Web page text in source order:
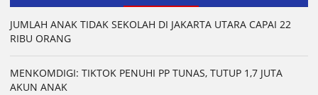
JUMLAH ANAK TIDAK SEKOLAH DI JAKARTA UTARA CAPAI 22
RIBU ORANG
MENKOMDIGI: TIKTOK PENUHI PP TUNAS, TUTUP 1,7 JUTA
AKUN ANAK